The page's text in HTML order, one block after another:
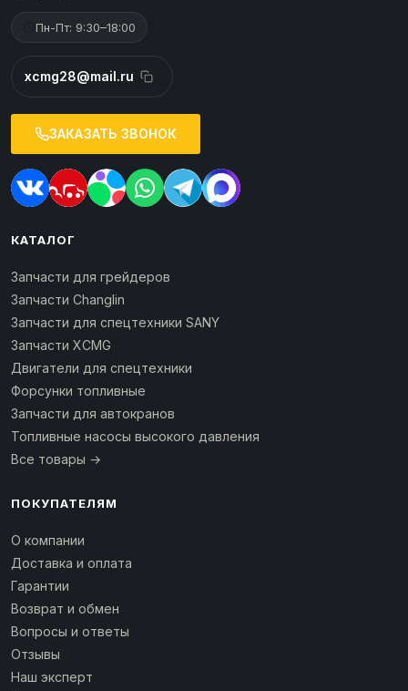
Пн-Пт: 9:30–18:00
xcmg28@mail.ru
ЗАКАЗАТЬ ЗВОНОК
КАТАЛОГ
Запчасти для грейдеров
Запчасти Changlin
Запчасти для спецтехники SANY
Запчасти XCMG
Двигатели для спецтехники
Форсунки топливные
Запчасти для автокранов
Топливные насосы высокого давления
Все товары →
ПОКУПАТЕЛЯМ
О компании
Доставка и оплата
Гарантии
Возврат и обмен
Вопросы и ответы
Отзывы
Наш эксперт